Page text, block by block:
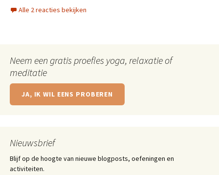
Alle 2 reacties bekijken
Neem een gratis proefles yoga, relaxatie of
meditatie
JA, IK WIL EENS PROBEREN
Nieuwsbrief
Blijf op de hoogte van nieuwe blogposts, oefeningen en
activiteiten.